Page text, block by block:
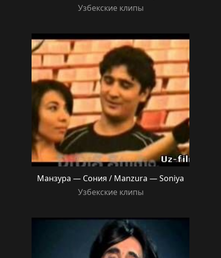
Узбекские клипы
Манзура — Сония / Manzura — Soniya
Узбекские клипы